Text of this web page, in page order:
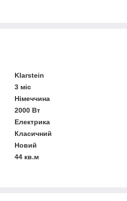
Klarstein
3 міс
Німеччина
2000 Вт
Електрика
Класичний
Новий
44 кв.м